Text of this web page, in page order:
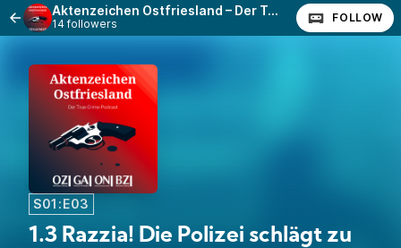
Aktenzeichen Ostfriesland – Der True-Crime-Podcast
14 followers FOLLOW
S01:E03
1.3 Razzia! Die Polizei schlägt zu